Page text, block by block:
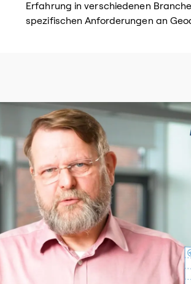
Erfahrung in verschiedenen
spezifischen Anforderungen an